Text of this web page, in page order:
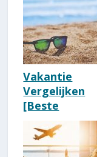
Vakantie
Vergelijken
[Beste
Reisbureau
Vergelijker
2026]